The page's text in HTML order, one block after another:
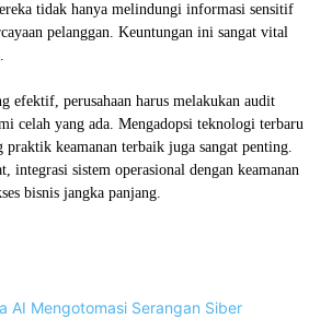
tidak hanya melindungi informasi sensitif
pelanggan. Keuntungan ini sangat vital
efektif, perusahaan harus melakukan audit
celah yang ada. Mengadopsi teknologi terbaru
praktik keamanan terbaik juga sangat penting.
integrasi sistem operasional dengan keamanan
bisnis jangka panjang.
AI Mengotomasi Serangan Siber